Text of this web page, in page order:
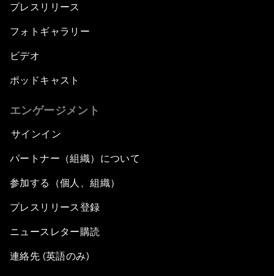
プレスリリース
フォトギャラリー
ビデオ
ポッドキャスト
エンゲージメント
サインイン
パートナー（組織）について
参加する（個人、組織）
プレスリリース登録
ニュースレター購読
連絡先 (英語のみ)